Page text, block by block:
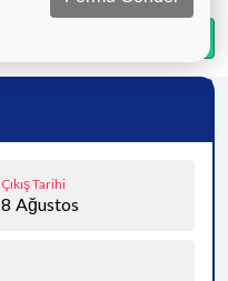
Çıkış Tarihi
8 Ağustos